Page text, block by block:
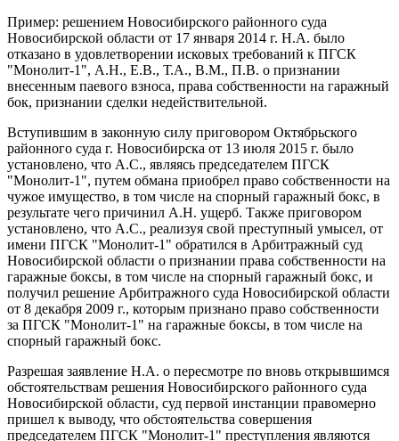
Пример: решением Новосибирского районного суда
Новосибирской области от 17 января 2014 г. Н.А. было
отказано в удовлетворении исковых требований к ПГСК
"Монолит-1", А.Н., Е.В., Т.А., В.М., П.В. о признании
внесенным паевого взноса, права собственности на гаражный
бок, признании сделки недействительной.
Вступившим в законную силу приговором Октябрьского
районного суда г. Новосибирска от 13 июля 2015 г. было
установлено, что А.С., являясь председателем ПГСК
"Монолит-1", путем обмана приобрел право собственности на
чужое имущество, в том числе на спорный гаражный бокс, в
результате чего причинил А.Н. ущерб. Также приговором
установлено, что А.С., реализуя свой преступный умысел, от
имени ПГСК "Монолит-1" обратился в Арбитражный суд
Новосибирской области о признании права собственности на
гаражные боксы, в том числе на спорный гаражный бокс, и
получил решение Арбитражного суда Новосибирской области
от 8 декабря 2009 г., которым признано право собственности
за ПГСК "Монолит-1" на гаражные боксы, в том числе на
спорный гаражный бокс.
Разрешая заявление Н.А. о пересмотре по вновь открывшимся
обстоятельствам решения Новосибирского районного суда
Новосибирской области, суд первой инстанции правомерно
пришел к выводу, что обстоятельства совершения
председателем ПГСК "Монолит-1" преступления являются